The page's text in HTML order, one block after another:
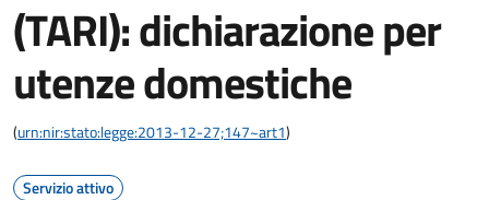
(TARI): dichiarazione per
utenze domestiche
(urn:nir:stato:legge:2013-12-27;147~art1)
Servizio attivo